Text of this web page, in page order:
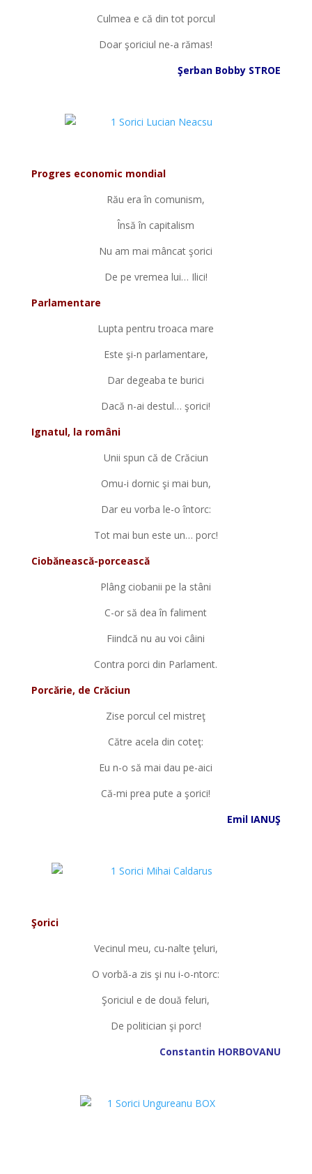
Culmea e că din tot porcul
Doar şoriciul ne-a rămas!
Şerban Bobby STROE
Progres economic mondial
Rău era în comunism,
Însă în capitalism
Nu am mai mâncat şorici
De pe vremea lui… Ilici!
Parlamentare
Lupta pentru troaca mare
Este şi-n parlamentare,
Dar degeaba te burici
Dacă n-ai destul… şorici!
Ignatul, la români
Unii spun că de Crăciun
Omu-i dornic şi mai bun,
Dar eu vorba le-o întorc:
Tot mai bun este un… porc!
Ciobănească-porcească
Plâng ciobanii pe la stâni
C-or să dea în faliment
Fiindcă nu au voi câini
Contra porci din Parlament.
Porcărie, de Crăciun
Zise porcul cel mistreţ
Către acela din coteţ:
Eu n-o să mai dau pe-aici
Că-mi prea pute a şorici!
Emil IANUŞ
Şorici
Vecinul meu, cu-nalte ţeluri,
O vorbă-a zis şi nu i-o-ntorc:
Şoriciul e de două feluri,
De politician şi porc!
Constantin HORBOVANU